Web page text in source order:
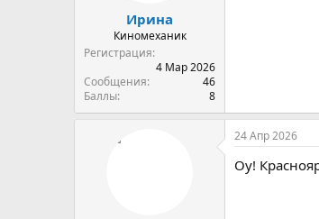
Ирина
Киномеханик
Регистрация
4 Мар 2026
Сообщения
46
Баллы
8
24 Апр 2026
Оу!